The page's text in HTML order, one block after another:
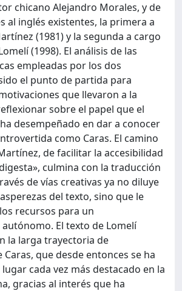
chicano Alejandro Morales, y de
al inglés existentes, la primera a
(1981) y la segunda a cargo
(1998). El análisis de las
empleadas por los dos
el punto de partida para
que llevaron a la
sobre el papel que el
desempeñado en dar a conocer
como Caras. El camino
de facilitar la accesibilidad
culmina con la traducción
de vías creativas ya no diluye
del texto, sino que le
recursos para un
El texto de Lomelí
la larga trayectoria de
que desde entonces se ha
cada vez más destacado en la
gracias al interés que ha